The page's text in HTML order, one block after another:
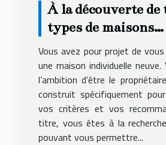
À la découverte
types de maisons
individuelles
Vous avez pour projet de
une maison individuelle
l’ambition d’être le
construit spécifiquement
vos critères et vos
titre, vous êtes à la
pouvant vous permettre...